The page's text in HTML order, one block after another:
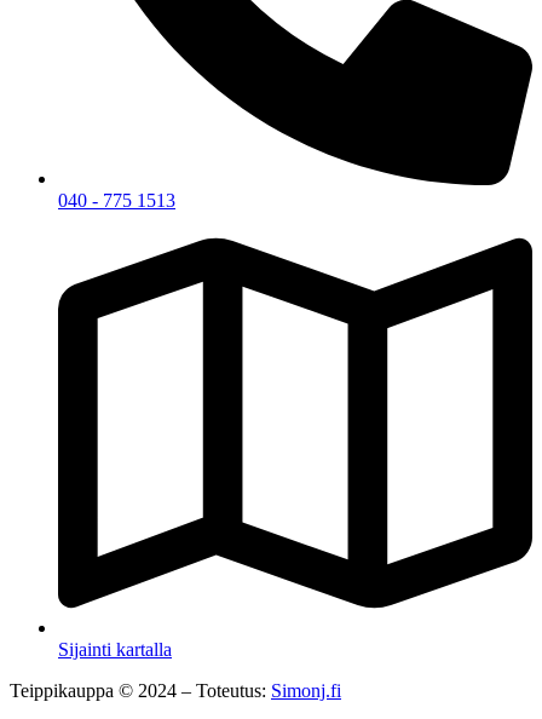
040 - 775 1513
Sijainti kartalla
Teippikauppa © 2024 – Toteutus: Simonj.fi